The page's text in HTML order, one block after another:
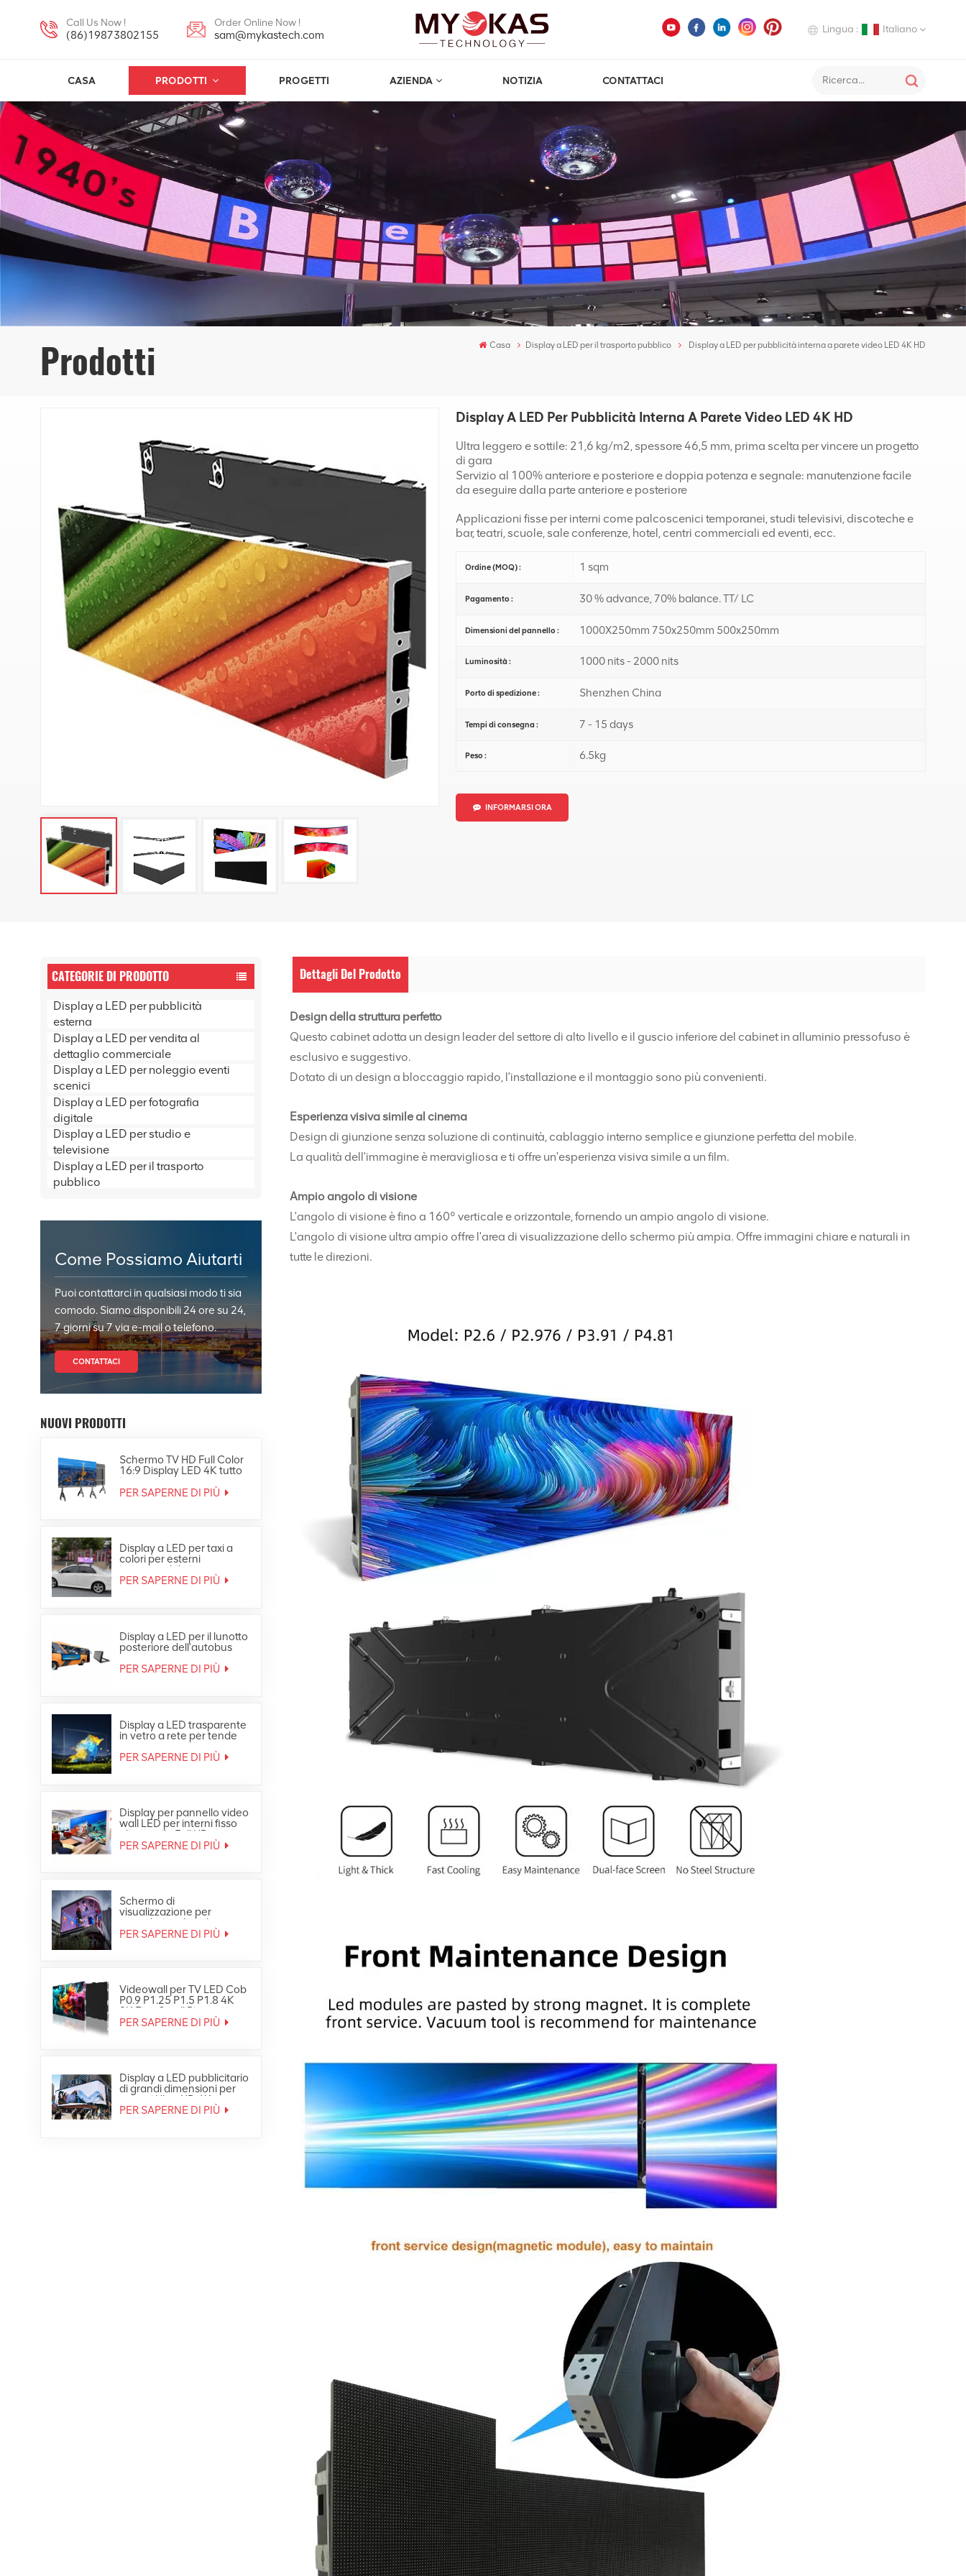
Call Us Now !
(86)19873802155
Order Online Now !
sam@mykastech.com Lingua : Italiano
Italiano
Русский
Español
CASA PRODOTTI PROGETTI AZIENDA NOTIZIA CONTATTACI
Prodotti Casa Display a LED per il trasporto pubblico Display a LED per pubblicità interna a parete video LED 4K HD
Display A LED Per Pubblicità Interna A Parete Video LED 4K HD
Ultra leggero e sottile: 21,6 kg/m2, spessore 46,5 mm, prima scelta per vincere un progetto
di gara
Servizio al 100% anteriore e posteriore e doppia potenza e segnale: manutenzione facile
da eseguire dalla parte anteriore e posteriore
Applicazioni fisse per interni come palcoscenici temporanei, studi televisivi, discoteche e
bar, teatri, scuole, sale conferenze, hotel, centri commerciali ed eventi, ecc.
Ordine (MOQ) : 1 sqm
Pagamento : 30 % advance, 70% balance. TT/ LC
Dimensioni del pannello : 1000X250mm 750x250mm 500x250mm
Luminosità : 1000 nits - 2000 nits
Porto di spedizione : Shenzhen China
Tempi di consegna : 7 - 15 days
Peso : 6.5kg
INFORMARSI ORA
CATEGORIE DI PRODOTTO
Display a LED per pubblicità
esterna
Display a LED per vendita al
dettaglio commerciale
Display a LED per noleggio eventi
scenici
Display a LED per fotografia
digitale
Display a LED per studio e
televisione
Display a LED per il trasporto
pubblico
Come Possiamo Aiutarti
Puoi contattarci in qualsiasi modo ti sia
comodo. Siamo disponibili 24 ore su 24,
7 giorni su 7 via e-mail o telefono.
CONTATTACI
NUOVI PRODOTTI
Schermo TV HD Full Color
16:9 Display LED 4K tutto
in uno
PER SAPERNE DI PIÙ
Display a LED per taxi a
colori per esterni
impermeabile in
movimento sul tetto
PER SAPERNE DI PIÙ
Display a LED per il lunotto
posteriore dell'autobus
pubblicitario a colori per
esterni
PER SAPERNE DI PIÙ
Display a LED trasparente
in vetro a rete per tende
pubblicitarie per finestre
PER SAPERNE DI PIÙ
Display per pannello video
wall LED per interni fisso
ultra sottile Full HD
PER SAPERNE DI PIÙ
Schermo di
visualizzazione per
segnaletica digitale per
video wall LED
PER SAPERNE DI PIÙ
Videowall per TV LED Cob
P0.9 P1.25 P1.5 P1.8 4K
8K Fine Small Pixe
PER SAPERNE DI PIÙ
Display a LED pubblicitario
di grandi dimensioni per
esterni Ultra HD 4K
PER SAPERNE DI PIÙ
Dettagli Del Prodotto
Design della struttura perfetto
Questo cabinet adotta un design leader del settore di alto livello e il guscio inferiore del cabinet in alluminio pressofuso è
esclusivo e suggestivo.
Dotato di un design a bloccaggio rapido, l'installazione e il montaggio sono più convenienti.
Esperienza visiva simile al cinema
Design di giunzione senza soluzione di continuità, cablaggio interno semplice e giunzione perfetta del mobile.
La qualità dell'immagine è meravigliosa e ti offre un'esperienza visiva simile a un film.
Ampio angolo di visione
L'angolo di visione è fino a 160° verticale e orizzontale, fornendo un ampio angolo di visione.
L'angolo di visione ultra ampio offre l'area di visualizzazione dello schermo più ampia. Offre immagini chiare e naturali in
tutte le direzioni.